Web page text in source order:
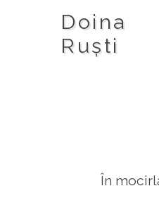
Doina
Ruști
În